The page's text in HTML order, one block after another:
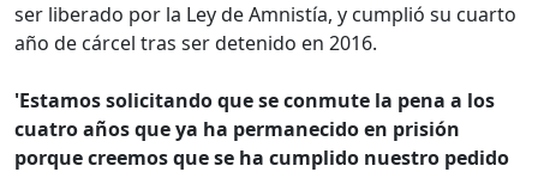
ser liberado por la Ley de Amnistía, y cumplió su cuarto
año de cárcel tras ser detenido en 2016.
'Estamos solicitando que se conmute la pena a los
cuatro años que ya ha permanecido en prisión
porque creemos que se ha cumplido nuestro pedido